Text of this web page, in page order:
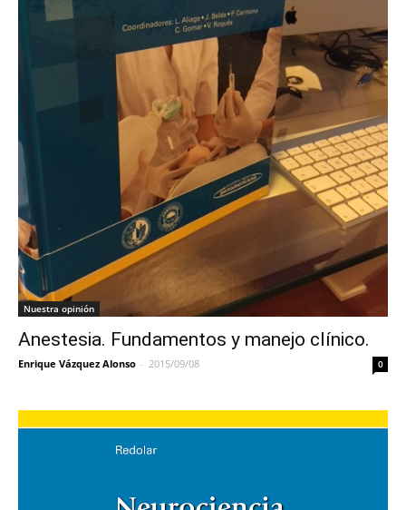
Nuestra opinión
Anestesia. Fundamentos y manejo clínico.
Enrique Vázquez Alonso - 2015/09/08 0